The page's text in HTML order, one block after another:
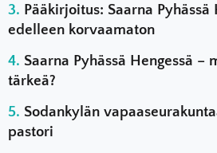
Pääkirjoitus: Saarna Pyhässä
edelleen korvaamaton
Saarna Pyhässä Hengessä –
tärkeä?
Sodankylän
pastori